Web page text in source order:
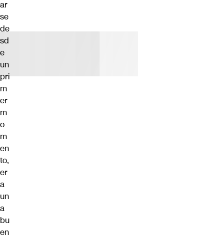
ar
se
de
sd
e
un
pri
m
er
m
o
m
en
to,
er
a
un
a
bu
en